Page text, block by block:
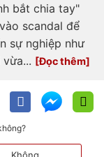
bắt chia tay"
scandal để
sự nghiệp như